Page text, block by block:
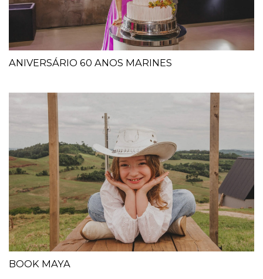
ANIVERSÁRIO 60 ANOS MARINES
BOOK MAYA